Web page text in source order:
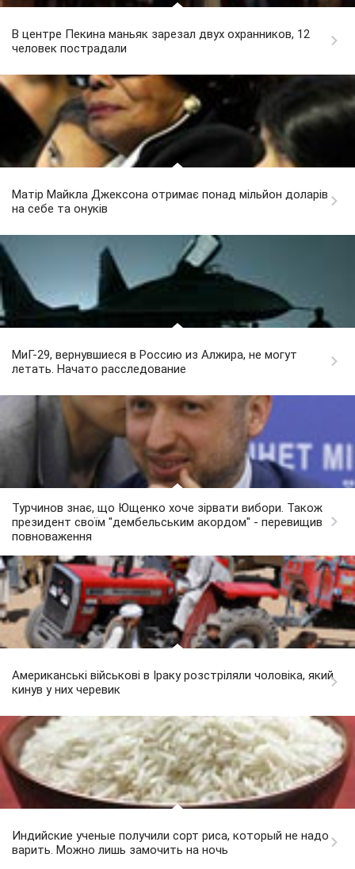
В центре Пекина маньяк зарезал двух охранников, 12
человек пострадали
Матір Майкла Джексона отримає понад мільйон доларів
на себе та онуків
МиГ-29, вернувшиеся в Россию из Алжира, не могут
летать. Начато расследование
Турчинов знає, що Ющенко хоче зірвати вибори. Також
президент своїм "дембельським акордом" - перевищив
повноваження
Американські військові в Іраку розстріляли чоловіка, який
кинув у них черевик
Индийские ученые получили сорт риса, который не надо
варить. Можно лишь замочить на ночь